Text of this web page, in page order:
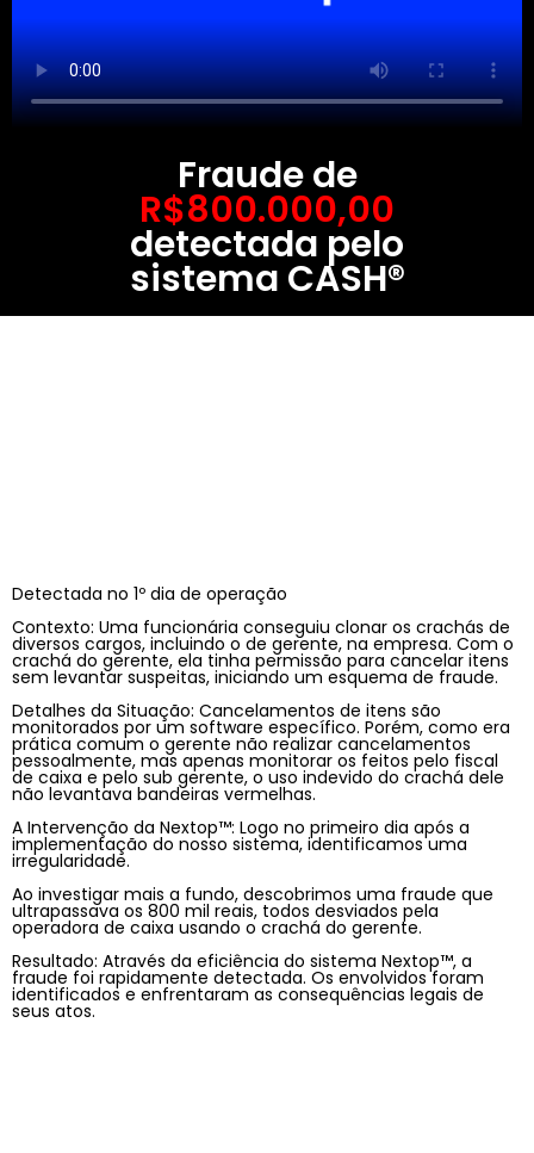
Fraude de
R$800.000,00
detectada pelo
sistema CASH®
Detectada no 1º dia de operação
Contexto: Uma funcionária conseguiu clonar os crachás de
diversos cargos, incluindo o de gerente, na empresa. Com o
crachá do gerente, ela tinha permissão para cancelar itens
sem levantar suspeitas, iniciando um esquema de fraude.
Detalhes da Situação: Cancelamentos de itens são
monitorados por um software específico. Porém, como era
prática comum o gerente não realizar cancelamentos
pessoalmente, mas apenas monitorar os feitos pelo fiscal
de caixa e pelo sub gerente, o uso indevido do crachá dele
não levantava bandeiras vermelhas.
A Intervenção da Nextop™: Logo no primeiro dia após a
implementação do nosso sistema, identificamos uma
irregularidade.
Ao investigar mais a fundo, descobrimos uma fraude que
ultrapassava os 800 mil reais, todos desviados pela
operadora de caixa usando o crachá do gerente.
Resultado: Através da eficiência do sistema Nextop™, a
fraude foi rapidamente detectada. Os envolvidos foram
identificados e enfrentaram as consequências legais de
seus atos.